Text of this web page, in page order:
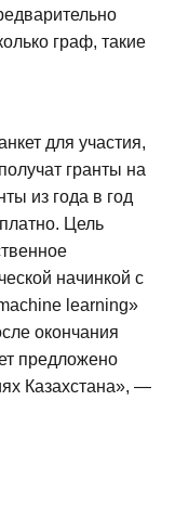
граф, такие
для участия,
гранты на
из года в год
Цель
начинкой с
learning»
окончания
предложено
Казахстана», —